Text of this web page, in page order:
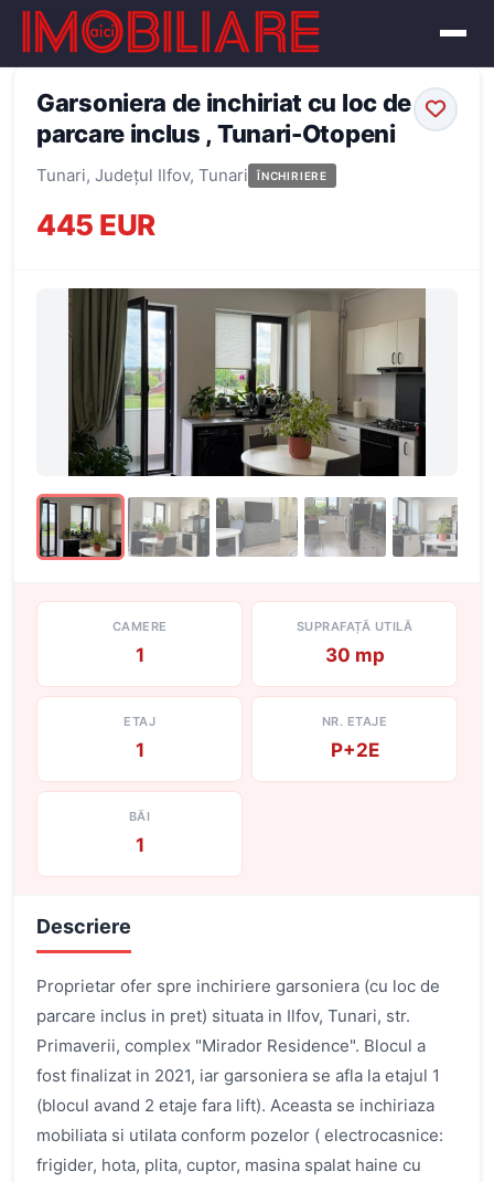
← Înapoi la oferte
Garsoniera de inchiriat cu loc de
parcare inclus , Tunari-Otopeni
Tunari, Județul Ilfov, Tunari ÎNCHIRIERE
445 EUR
CAMERE
1
SUPRAFAȚĂ UTILĂ
30 mp
ETAJ
1
NR. ETAJE
P+2E
BĂI
1
Descriere
Proprietar ofer spre inchiriere garsoniera (cu loc de
parcare inclus in pret) situata in Ilfov, Tunari, str.
Primaverii, complex "Mirador Residence". Blocul a
fost finalizat in 2021, iar garsoniera se afla la etajul 1
(blocul avand 2 etaje fara lift). Aceasta se inchiriaza
mobiliata si utilata conform pozelor ( electrocasnice:
frigider, hota, plita, cuptor, masina spalat haine cu